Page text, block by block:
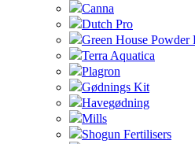
Canna
Dutch Pro
Green House Powder
Terra Aquatica
Plagron
Gødnings Kit
Havegødning
Mills
Shogun Fertilisers